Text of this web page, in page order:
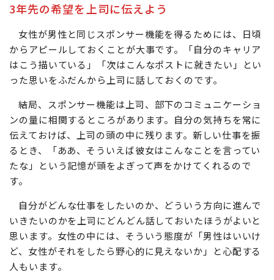
3年先の希望を上司に伝えよう
女性が男性と同じスポンサー機能を得るためには、日頃
からアピールしておくことが大事です。「自分のキャリア
はこう描いている」「次はこんなポストに就きたい」とい
った思いをふだんから上司に話しておくのです。
結局、スポンサー機能は上司、部下のコミュニケーショ
ンの量に相関するところがあります。自分の気持ちを常に
伝えておけば、上司の頭の中に残ります。新しい仕事を振
るとき、「ああ、そういえば彼女はこんなことを言ってい
たな」という記憶が頭をよぎって声をかけてくれるので
す。
自分がどんな仕事をしたいのか、どういう方向に進んで
いきたいのかを上司にどんどん話しておいたほうがよいと
思います。女性の中には、そういう態度が「男性はいいけ
ど、女性がそれをしたら野心的に見えないか」と心配する
人もいます。